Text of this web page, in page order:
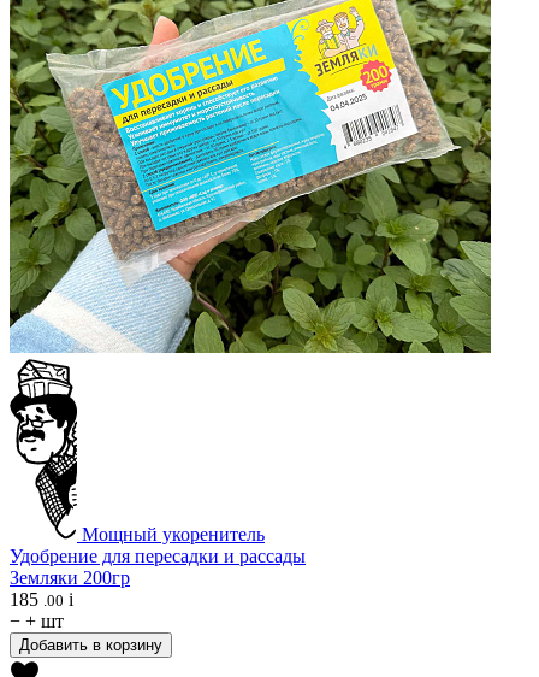
Мощный укоренитель
Удобрение для пересадки и рассады
Земляки 200гр
185 .00 i
− + шт
Добавить в корзину